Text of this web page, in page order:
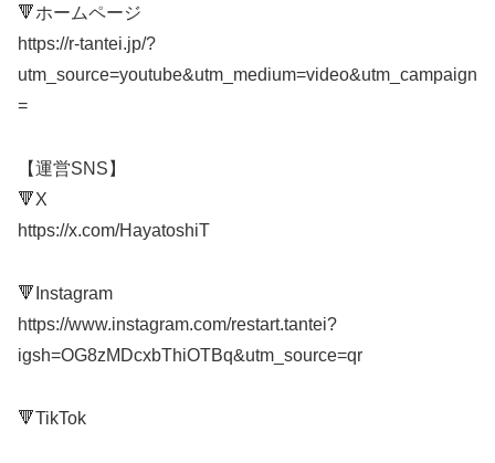
🔻ホームページ
https://r-tantei.jp/?
utm_source=youtube&utm_medium=video&utm_campaign
=
【運営SNS】
🔻X
https://x.com/HayatoshiT
🔻Instagram
https://www.instagram.com/restart.tantei?
igsh=OG8zMDcxbThiOTBq&utm_source=qr
🔻TikTok